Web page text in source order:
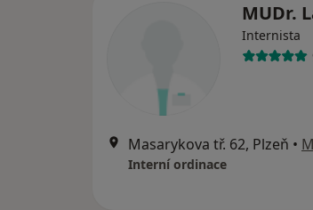
MUDr.
Internista
Masarykova tř. 62, Plzeň •
Interní ordinace